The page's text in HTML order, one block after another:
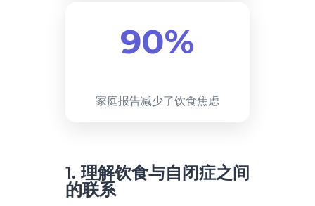
90%
家庭报告减少了饮食焦虑
1. 理解饮食与自闭症之间
的联系